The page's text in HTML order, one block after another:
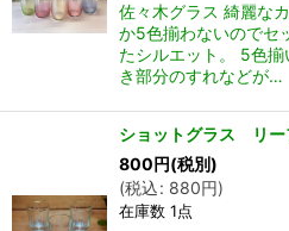
佐々木グラス 綺麗な
か5色揃わないのでセ
たシルエット。 5色
き部分のすれなどが…
ショットグラス リ
800円(税別)
(税込: 880円)
在庫数 1点